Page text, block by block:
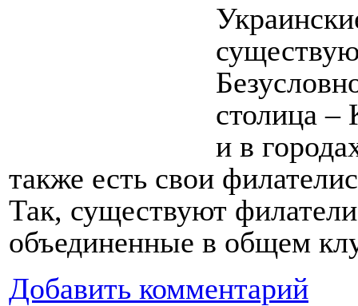
столица –
и в
также есть свои
Так, существуют
объединенные в общем
Добавить комментарий